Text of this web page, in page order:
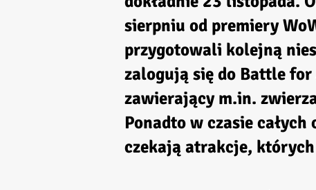
sierpniu od premiery
przygotowali kolejną
zalogują się do Battle
zawierający m.in.
Ponadto w czasie
czekają atrakcje,